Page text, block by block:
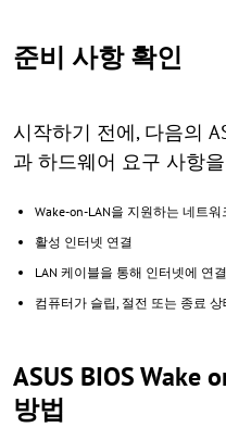
준비 사항 확인
시작하기 전에, 다음의
과 하드웨어 요구 사항
Wake-on-LAN을 지원하는 네트워
활성 인터넷 연결
LAN 케이블을 통해 인터넷에 연
컴퓨터가 슬립, 절전 또는 종료
ASUS BIOS Wake
방법